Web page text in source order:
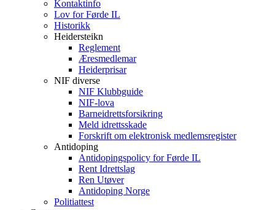
Kontaktinfo
Lov for Førde IL
Historikk
Heidersteikn
Reglement
Æresmedlemar
Heiderprisar
NIF diverse
NIF Klubbguide
NIF-lova
Barneidrettsforsikring
Meld idrettsskade
Forskrift om elektronisk medlemsregister
Antidoping
Antidopingspolicy for Førde IL
Rent Idrettslag
Ren Utøver
Antidoping Norge
Politiattest